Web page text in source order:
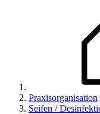
Praxisorganisation
Seifen /